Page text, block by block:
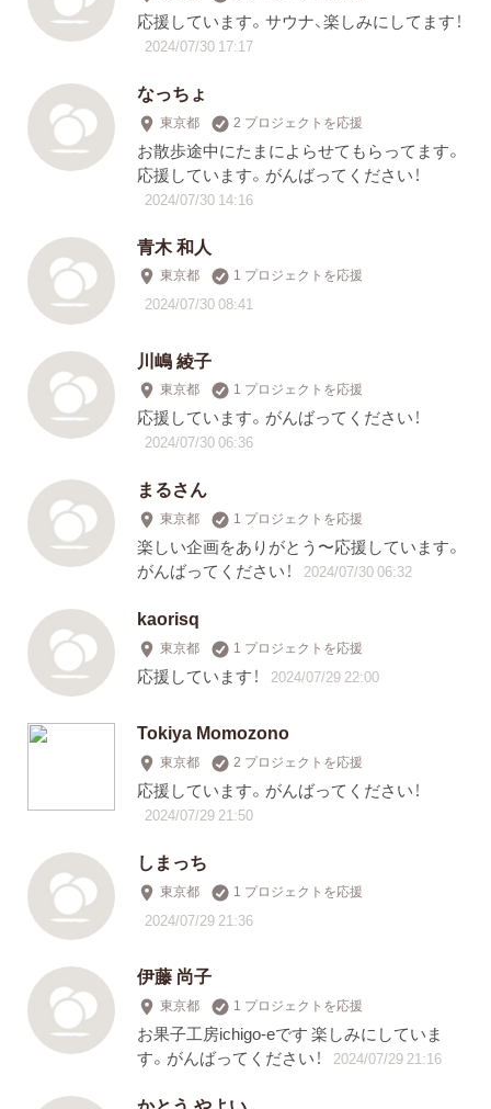
応援しています。サウナ、楽しみにしてます！
2024/07/30 17:17
なっちょ
東京都 2 プロジェクトを応援
お散歩途中にたまによらせてもらってます。
応援しています。がんばってください！
2024/07/30 14:16
青木 和人
東京都 1 プロジェクトを応援
2024/07/30 08:41
川嶋 綾子
東京都 1 プロジェクトを応援
応援しています。がんばってください！
2024/07/30 06:36
まるさん
東京都 1 プロジェクトを応援
楽しい企画をありがとう〜応援しています。
がんばってください！
2024/07/30 06:32
kaorisq
東京都 1 プロジェクトを応援
応援しています！ 2024/07/29 22:00
Tokiya Momozono
東京都 2 プロジェクトを応援
応援しています。がんばってください！
2024/07/29 21:50
しまっち
東京都 1 プロジェクトを応援
2024/07/29 21:36
伊藤 尚子
東京都 1 プロジェクトを応援
お果子工房ichigo-eです 楽しみにしていま
す。がんばってください！
2024/07/29 21:16